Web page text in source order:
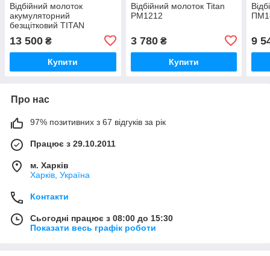
Відбійний молоток
акумуляторний
безщітковий TITAN
(21Вх2), 45 Дж, SDS-Max,
(без акб та ЗП)
13 500 ₴
Купити
Відбійний молоток Titan
PM1212
3 780₴
Купити
9
Про нас
97% позитивних з 67 відгуків за рік
Працює з 29.10.2011
м. Харків
Харків, Україна
Контакти
Сьогодні працює з 08:00 до 15:30
Показати весь графік роботи